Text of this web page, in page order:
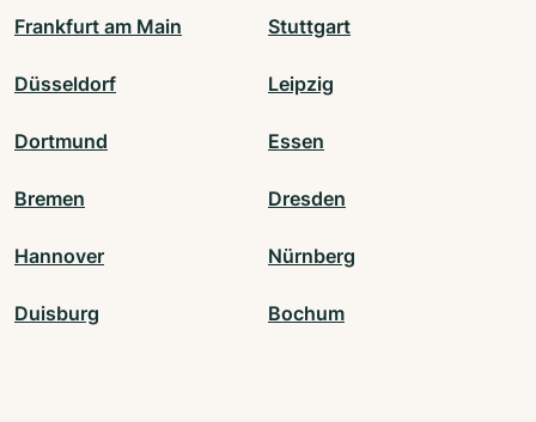
Frankfurt am Main Stuttgart
Düsseldorf Leipzig
Dortmund Essen
Bremen Dresden
Hannover Nürnberg
Duisburg Bochum